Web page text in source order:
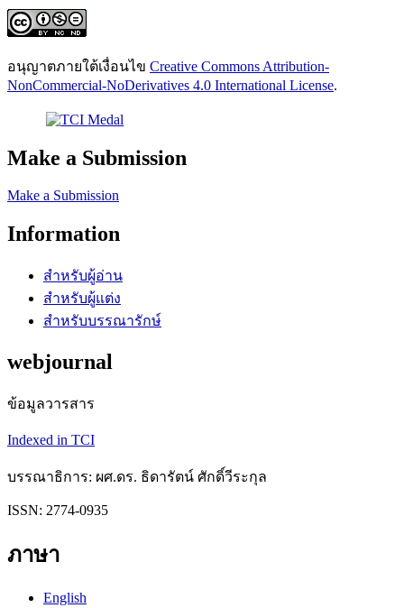
อนุญาตภายใต้เงื่อนไข Creative Commons Attribution-
NonCommercial-NoDerivatives 4.0 International License.
Make a Submission
Make a Submission
Information
สำหรับผู้อ่าน
สำหรับผู้แต่ง
สำหรับบรรณารักษ์
webjournal
ข้อมูลวารสาร
Indexed in TCI
บรรณาธิการ: ผศ.ดร. ธิดารัตน์ ศักดิ์วีระกุล
ISSN: 2774-0935
ภาษา
English